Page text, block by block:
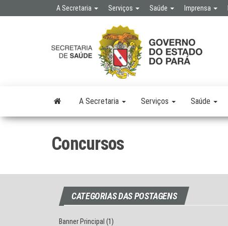
to
A Secretaria Serviços Saúde Imprensa
A Secretaria Serviços Saúde
Concursos
CATEGORIAS DAS POSTAGENS
Banner Principal (1)